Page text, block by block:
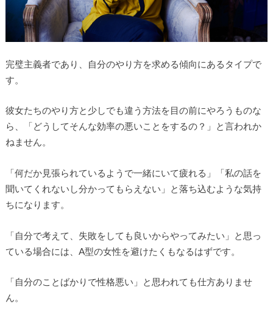
完璧主義者であり、自分のやり方を求める傾向にあるタイプで
す。
彼女たちのやり方と少しでも違う方法を目の前にやろうものな
ら、「どうしてそんな効率の悪いことをするの？」と言われか
ねません。
「何だか見張られているようで一緒にいて疲れる」「私の話を
聞いてくれないし分かってもらえない」と落ち込むような気持
ちになります。
「自分で考えて、失敗をしても良いからやってみたい」と思っ
ている場合には、A型の女性を避けたくもなるはずです。
「自分のことばかりで性格悪い」と思われても仕方ありませ
ん。